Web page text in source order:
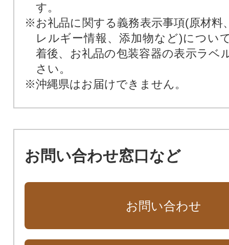
す。
※お礼品に関する義務表示事項(原材料
レルギー情報、添加物など)につい
着後、お礼品の包装容器の表示ラベ
さい。
※沖縄県はお届けできません。
お問い合わせ窓口など
お問い合わせ